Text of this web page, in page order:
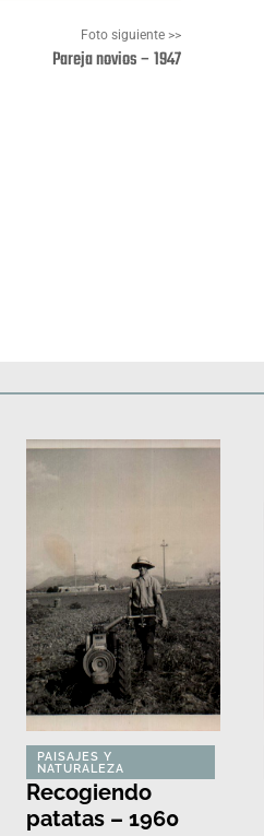
Foto siguiente >>
Pareja novios – 1947
PAISAJES Y
NATURALEZA
Recogiendo
patatas – 1960